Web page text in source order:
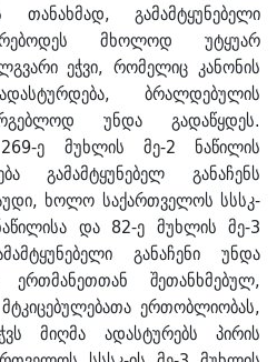
თანახმად, გამამტყუნებელი
მხოლოდ უტყუარ
ეჭვი, რომელიც კანონის
ბრალდებულის
უნდა გადაწყდეს.
ე მუხლის მე-2 ნაწილის
გამამტყუნებელ განაჩენს
ხოლო საქართველოს სსსკ-
და 82-ე მუხლის მე-3
განაჩენი უნდა
შეთანხმებულ,
ერთობლიობას,
მიღმა ადასტურებს პირის